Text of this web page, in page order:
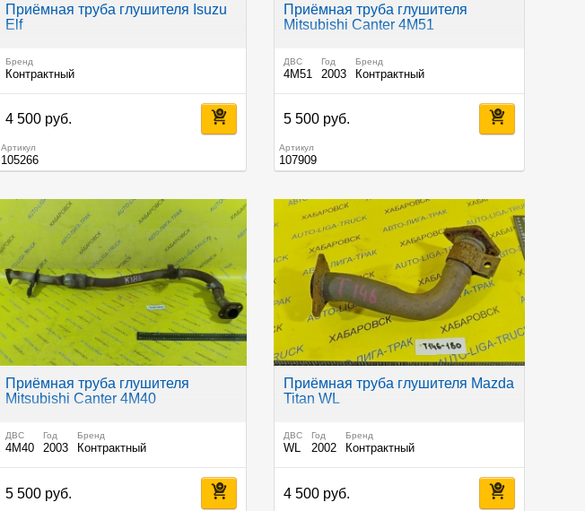
Приёмная труба глушителя Isuzu
Elf
Бренд
Контрактный
4 500 руб.
Артикул
105266
Приёмная труба глушителя
Mitsubishi Canter 4M51
ДВС
4M51
Год
2003
Бренд
Контрактный
5 500 руб.
Артикул
107909
Приёмная труба глушителя
Mitsubishi Canter 4M40
ДВС
4M40
Год
2003
Бренд
Контрактный
5 500 руб.
Приёмная труба глушителя Mazda
Titan WL
ДВС
WL
Год
2002
Бренд
Контрактный
4 500 руб.